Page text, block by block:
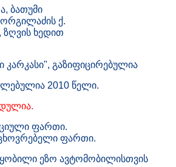
ბათუმი
ქ.
ზღვის ხედით
კარკასი", გაზიფიცირებულია
2010 წელი.
ფართი.
ფართი.
ეზო ავტომობილისთვის